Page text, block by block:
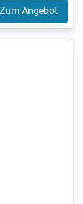
Zum Angebot